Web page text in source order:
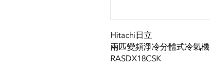
Hitachi日立
兩匹變頻淨冷分體式冷氣機
RASDX18CSK